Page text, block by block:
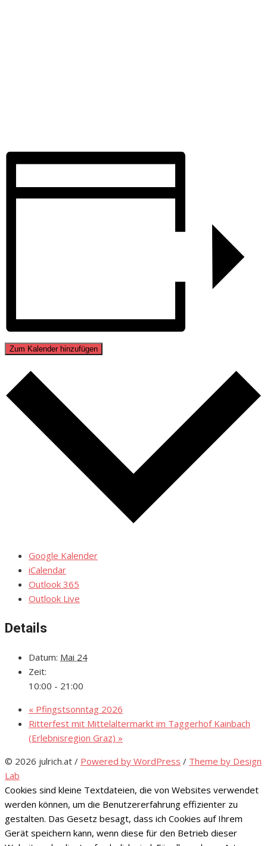
Zum Kalender hinzufügen
Google Kalender
iCalendar
Outlook 365
Outlook Live
Details
Datum: Mai 24
Zeit:
10:00 - 21:00
« Pfingstsonntag 2026
Ritterfest mit Mittelaltermarkt im Taggerhof Kainbach
(Erlebnisregion Graz) »
© 2026 julrich.at / Powered by WordPress / Theme by Design
Lab
Cookies sind kleine Textdateien, die von Websites verwendet
werden können, um die Benutzererfahrung effizienter zu
gestalten. Das Gesetz besagt, dass ich Cookies auf Ihrem
Gerät speichern kann, wenn diese für den Betrieb dieser